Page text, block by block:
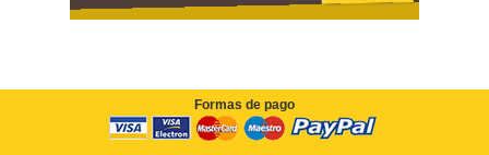
Formas de pago